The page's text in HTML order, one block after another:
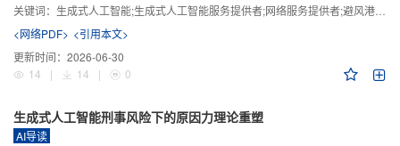
关键词： 生成式人工智能;生成式人工智能服务提供者;网络服务提供者;避风港规则;版权责任
<网络PDF> <引用本文>
更新时间： 2026-06-30
14
| 14 | 0
生成式人工智能刑事风险下的原因力理论重塑
AI导读